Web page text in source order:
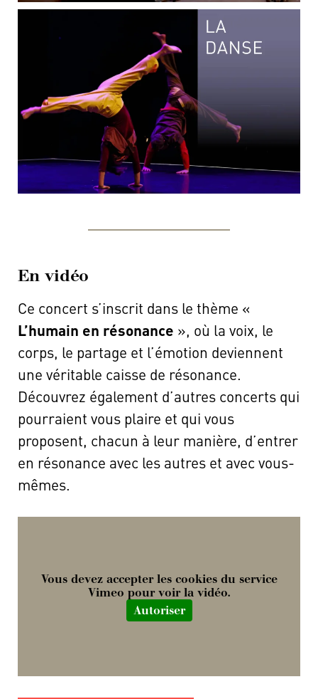
En vidéo
Ce concert s’inscrit dans le thème «
L’humain en résonance », où la voix, le
corps, le partage et l’émotion deviennent
une véritable caisse de résonance.
Découvrez également d’autres concerts qui
pourraient vous plaire et qui vous
proposent, chacun à leur manière, d’entrer
en résonance avec les autres et avec vous-
mêmes.
Vous devez accepter les cookies du service
Vimeo pour voir la vidéo.
Autoriser